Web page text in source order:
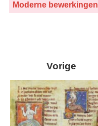
Moderne bewerkingen
Vorige